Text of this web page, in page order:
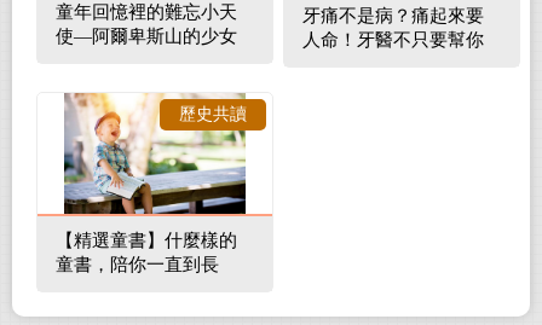
童年回憶裡的難忘小天
使—阿爾卑斯山的少女
牙痛不是病？痛起來要
人命！牙醫不只要幫你
【精選童書】什麼樣的
童書，陪你一直到長
歷史共讀